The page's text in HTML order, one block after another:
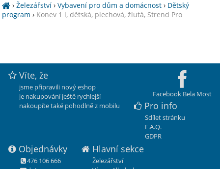
›Železářství ›Vybavení pro dům a domácnost › Dětský
program › Konev 1 l, dětská, plechová, žlutá, Strend Pro
Facebook Bela Most
Víte, že
jsme připravili nový eshop
je nakupování ještě rychlejší
nakoupíte také pohodlně z mobilu
Pro info
Sdílet stránku
F.A.Q.
GDPR
Objednávky
476 106 666
Hlavní sekce
Železářství